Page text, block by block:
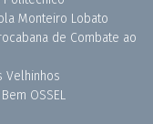
Monteiro Lobato
de Combate ao
Velhinhos
OSSEL